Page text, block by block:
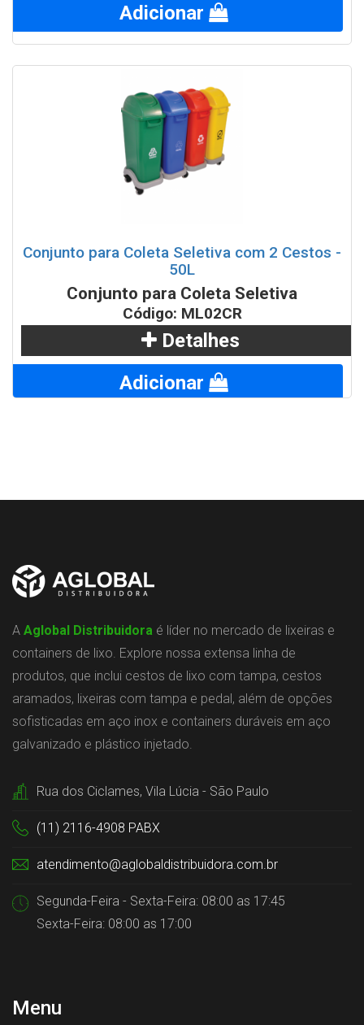
Adicionar
Conjunto para Coleta Seletiva com 2 Cestos -
50L
Conjunto para Coleta Seletiva
Código: ML02CR
Detalhes
Adicionar
A Aglobal Distribuidora é líder no mercado de lixeiras e
containers de lixo. Explore nossa extensa linha de
produtos, que inclui cestos de lixo com tampa, cestos
aramados, lixeiras com tampa e pedal, além de opções
sofisticadas em aço inox e containers duráveis em aço
galvanizado e plástico injetado.
Rua dos Ciclames, Vila Lúcia - São Paulo
(11) 2116-4908 PABX
atendimento@aglobaldistribuidora.com.br
Segunda-Feira - Sexta-Feira: 08:00 as 17:45
Sexta-Feira: 08:00 as 17:00
Menu